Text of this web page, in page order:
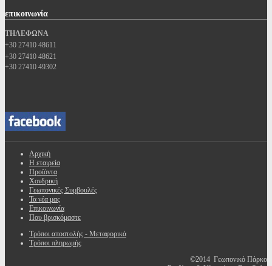
επικοινωνία
ΤΗΛΕΦΩΝΑ
+30 27410 48611
+30 27410 48621
+30 27410 49302
Αρχική
Η εταιρεία
Προϊόντα
Χονδρική
Γεωπονικές Συμβουλές
Τα νέα μας
Επικοινωνία
Που βρισκόμαστε
Τρόποι αποστολής - Μεταφορικά
Τρόποι πληρωμής
©2014 Γεωπονικό Πάρκο